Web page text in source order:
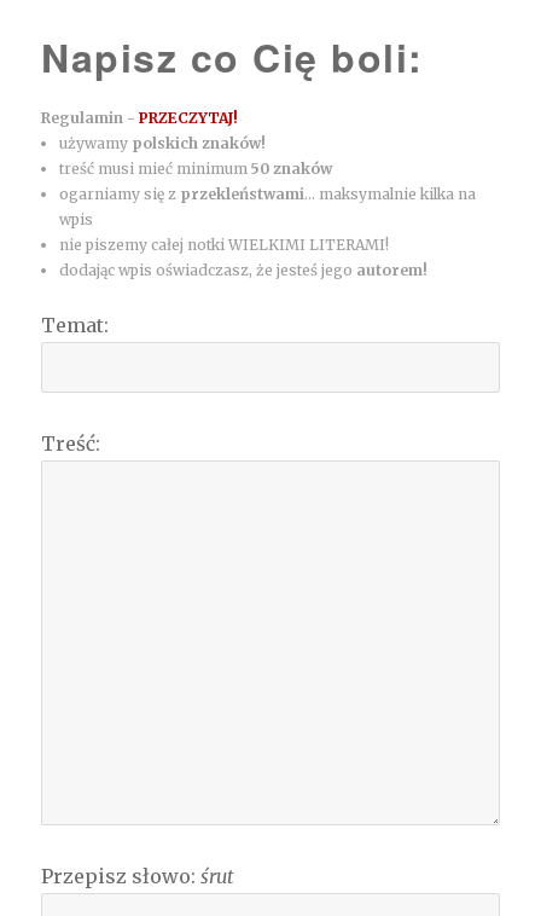
Napisz co Cię boli:
Regulamin -PRZECZYTAJ!
używamy polskich znaków!
treść musi mieć minimum50 znaków
ogarniamy się z przekleństwami... maksymalnie kilka na
wpis
nie piszemy całej notki WIELKIMI LITERAMI!
dodając wpis oświadczasz, że jesteś jego autorem!
Temat:
Treść:
Przepisz słowo:śrut